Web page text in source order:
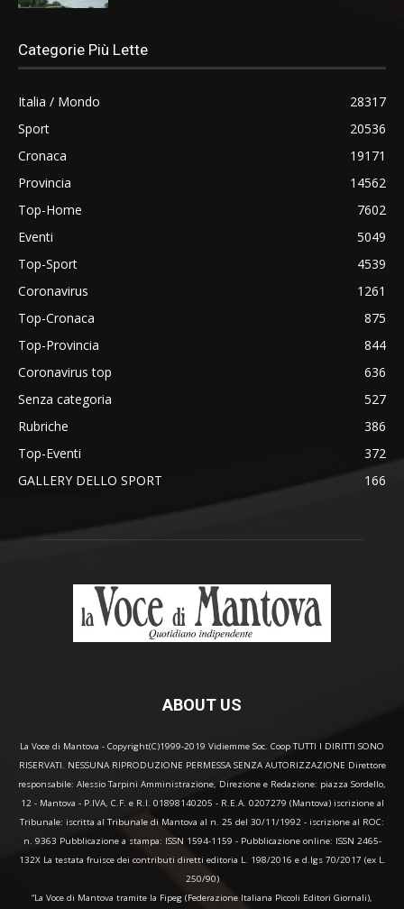
Categorie Più Lette
Italia / Mondo
28317
Sport
20536
Cronaca
19171
Provincia
14562
Top-Home
7602
Eventi
5049
Top-Sport
4539
Coronavirus
1261
Top-Cronaca
875
Top-Provincia
844
Coronavirus top
636
Senza categoria
527
Rubriche
386
Top-Eventi
372
GALLERY DELLO SPORT
166
ABOUT US
La Voce di Mantova - Copyright(C)1999-2019 Vidiemme Soc. Coop TUTTI I DIRITTI SONO
RISERVATI. NESSUNA RIPRODUZIONE PERMESSA SENZA AUTORIZZAZIONE Direttore
responsabile: Alessio Tarpini Amministrazione, Direzione e Redazione: piazza Sordello,
12 - Mantova - P.IVA, C.F. e R.I. 01898140205 - R.E.A. 0207279 (Mantova) iscrizione al
Tribunale: iscritta al Tribunale di Mantova al n. 25 del 30/11/1992 - iscrizione al ROC:
n. 9363 Pubblicazione a stampa: ISSN 1594-1159 - Pubblicazione online: ISSN 2465-
132X La testata fruisce dei contributi diretti editoria L. 198/2016 e d.lgs 70/2017 (ex L.
250/90)
“La Voce di Mantova tramite la Fipeg (Federazione Italiana Piccoli Editori Giornali),